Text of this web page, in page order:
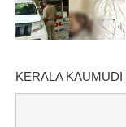
KERALA KAUMUDI